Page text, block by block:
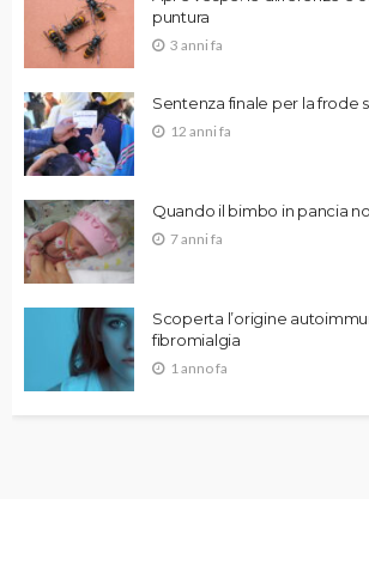
puntura
3 anni fa
Sentenza finale per la frode
12 anni fa
Quando il bimbo in pancia
7 anni fa
Scoperta l’origine
fibromialgia
1 anno fa